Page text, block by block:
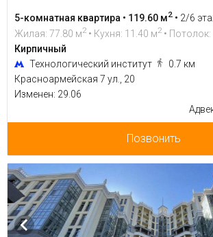
5-комнатная квартира • 119.60 м2 • 2/6
Жилая: 77.80 м2 • Кухня: 11.40 м2 • Потолок:
Кирпичный
Технологический институт
0.7 км
Красноармейская 7 ул., 20
Изменен: 29.06
Позвонить